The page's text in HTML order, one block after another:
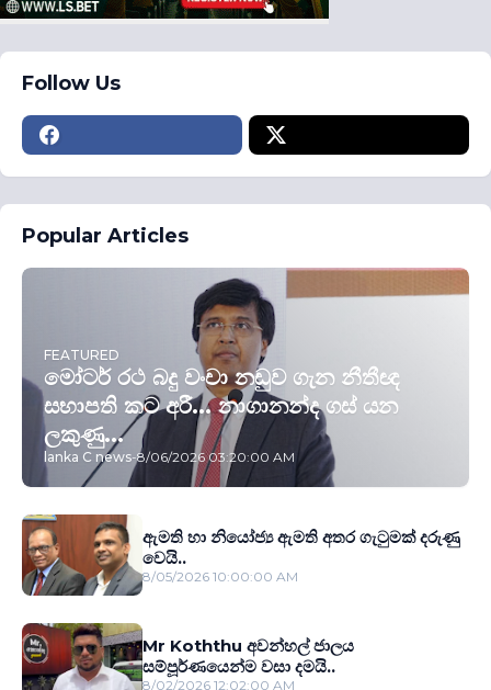
Follow Us
Popular Articles
FEATURED
මෝටර් රථ බදු වංචා නඩුව ගැන නීතීඥ
සභාපති කට අරී... නාගානන්ද ගස් යන
ලකුණු...
lanka C news-8/06/2026 03:20:00 AM
ඇමති හා නියෝජ්‍ය ඇමති අතර ගැටුමක් දරුණු
වෙයි..
8/05/2026 10:00:00 AM
Mr Koththu අවන්හල් ජාලය
සම්පූර්ණයෙන්ම වසා දමයි..
8/02/2026 12:02:00 AM